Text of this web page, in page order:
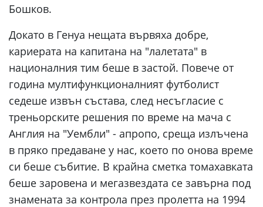
Бошков.
Докато в Генуа нещата вървяха добре,
кариерата на капитана на "лалетата" в
националния тим беше в застой. Повече от
година мултифункционалният футболист
седеше извън състава, след несъгласие с
треньорските решения по време на мача с
Англия на "Уембли" - апропо, среща излъчена
в пряко предаване у нас, което по онова време
си беше събитие. В крайна сметка томахавката
беше заровена и мегазвездата се завърна под
знамената за контрола през пролетта на 1994